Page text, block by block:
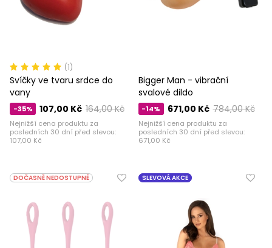
(1)
Svíčky ve tvaru srdce do
vany
-35% 164,00 Kč
107,00 Kč
Nejnižší cena produktu za
posledních 30 dní před slevou:
107,00 Kč
Bigger Man - vibrační
svalové dildo
-14% 784,00 Kč
671,00 Kč
Nejnižší cena produktu za
posledních 30 dní před slevou:
671,00 Kč
DOČASNĚ NEDOSTUPNÉ SLEVOVÁ AKCE